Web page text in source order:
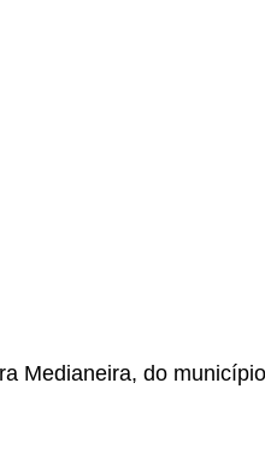
Medianeira, do